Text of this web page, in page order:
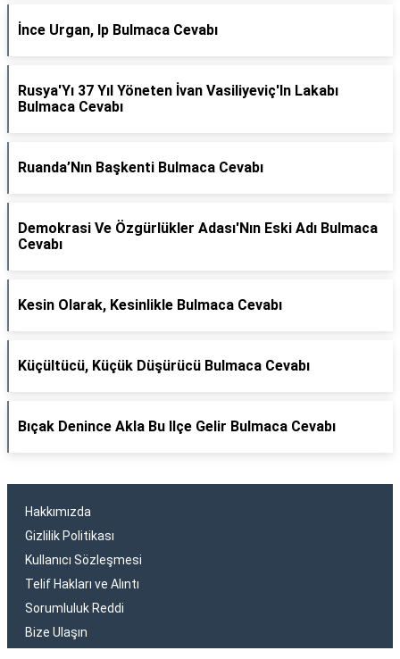
İnce Urgan, Ip Bulmaca Cevabı
Rusya'Yı 37 Yıl Yöneten İvan Vasiliyeviç'In Lakabı
Bulmaca Cevabı
Ruanda’Nın Başkenti Bulmaca Cevabı
Demokrasi Ve Özgürlükler Adası'Nın Eski Adı Bulmaca
Cevabı
Kesin Olarak, Kesinlikle Bulmaca Cevabı
Küçültücü, Küçük Düşürücü Bulmaca Cevabı
Bıçak Denince Akla Bu Ilçe Gelir Bulmaca Cevabı
Hakkımızda
Gizlilik Politikası
Kullanıcı Sözleşmesi
Telif Hakları ve Alıntı
Sorumluluk Reddi
Bize Ulaşın